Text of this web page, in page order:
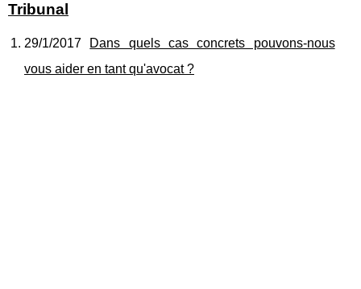
Tribunal
29/1/2017 Dans quels cas concrets pouvons-nous
vous aider en tant qu'avocat ?